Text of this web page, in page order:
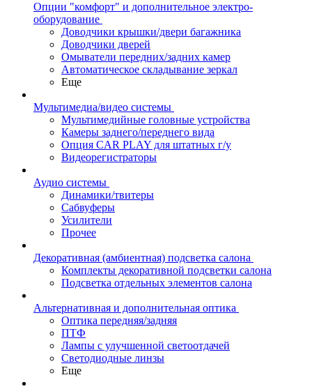
Опции "комфорт" и дополнительное электро-
оборудование
Доводчики крышки/двери багажника
Доводчики дверей
Омыватели передних/задних камер
Автоматическое складывание зеркал
Еще
Мультимедиа/видео системы
Мультимедийные головные устройства
Камеры заднего/переднего вида
Опция CAR PLAY для штатных г/у
Видеорегистраторы
Аудио системы
Динамики/твитеры
Сабвуферы
Усилители
Прочее
Декоративная (амбиентная) подсветка салона
Комплекты декоративной подсветки салона
Подсветка отдельных элементов салона
Альтернативная и дополнительная оптика
Оптика передняя/задняя
ПТФ
Лампы с улучшенной светоотдачей
Светодиодные линзы
Еще